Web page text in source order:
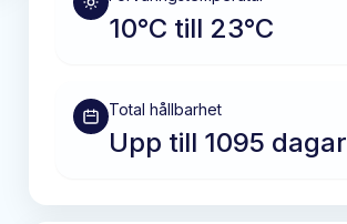
10°C till 23°C
Total hållbarhet
Upp till 1095 dagar